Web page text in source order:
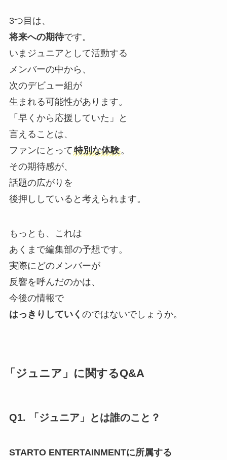
3つ目は、
将来への期待です。
いまジュニアとして活動する
メンバーの中から、
次のデビュー組が
生まれる可能性があります。
「早くから応援していた」と
言えることは、
ファンにとって特別な体験。
その期待感が、
話題の広がりを
後押ししていると考えられます。
もっとも、これは
あくまで編集部の予想です。
実際にどのメンバーが
反響を呼んだのかは、
今後の情報で
はっきりしていく のではないでしょうか。
「ジュニア」に関するQ&A
Q1. 「ジュニア」とは誰のこと？
STARTO ENTERTAINMENTに所属する